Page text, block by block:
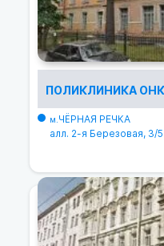
ПОЛИКЛИНИКА
м.ЧЁРНАЯ РЕЧКА
алл. 2-я Березовая, 3/5